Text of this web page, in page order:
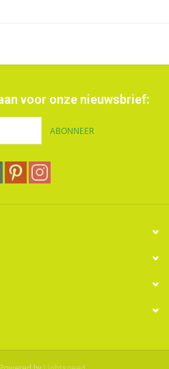
voor onze nieuwsbrief:
ABONNEER